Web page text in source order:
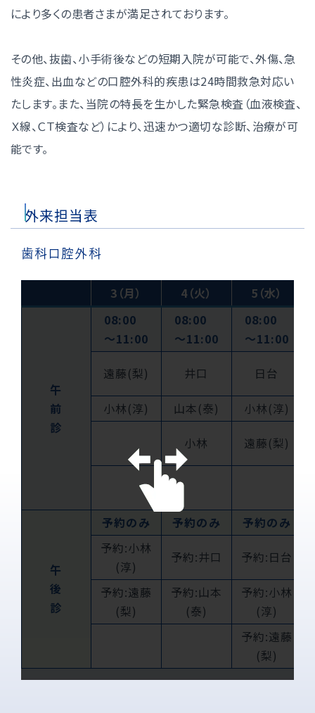
により多くの患者さまが満足されております。
その他、抜歯、小手術後などの短期入院が可能で、外傷、急
性炎症、出血などの口腔外科的疾患は24時間救急対応い
たします。また、当院の特長を生かした緊急検査（血液検査、
Ｘ線、ＣＴ検査など）により、迅速かつ適切な診断、治療が可
能です。
外来担当表
歯科口腔外科
3（月） 4（火） 5（水）
午
前
診
08:00
〜11:00
08:00
〜11:00
08:00
〜11:00
遠藤(梨) 井口 日台
小林(淳) 山本(泰) 小林(淳)
小林 遠藤(梨)
午
後
診
予約のみ 予約のみ 予約のみ
予約:小林
(淳)
予約:井口 予約:日台
予約:遠藤
(梨)
予約:山本
(泰)
予約:小林
(淳)
予約:遠藤
(梨)